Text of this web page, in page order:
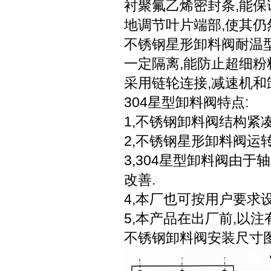
衬聚氟乙烯密封条,能
地调节叶片端部,使其
不锈钢星形卸料阀耐温
一定隔离,能防止超细
采用链轮连接,减速机
304星型卸料阀特点:
1,不锈钢卸料阀结构紧
2,不锈钢星形卸料阀运
3,304星型卸料阀由于
改善.
4,本厂也可按用户要求
5,本产品在出厂前,以注
不锈钢卸料阀安装尺寸